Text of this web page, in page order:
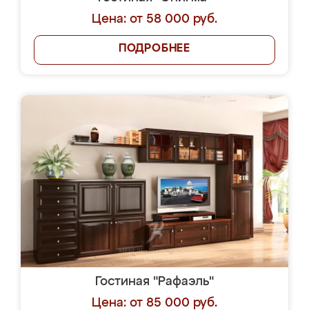
Цена: от 58 000 руб.
ПОДРОБНЕЕ
Гостиная "Рафаэль"
Цена: от 85 000 руб.